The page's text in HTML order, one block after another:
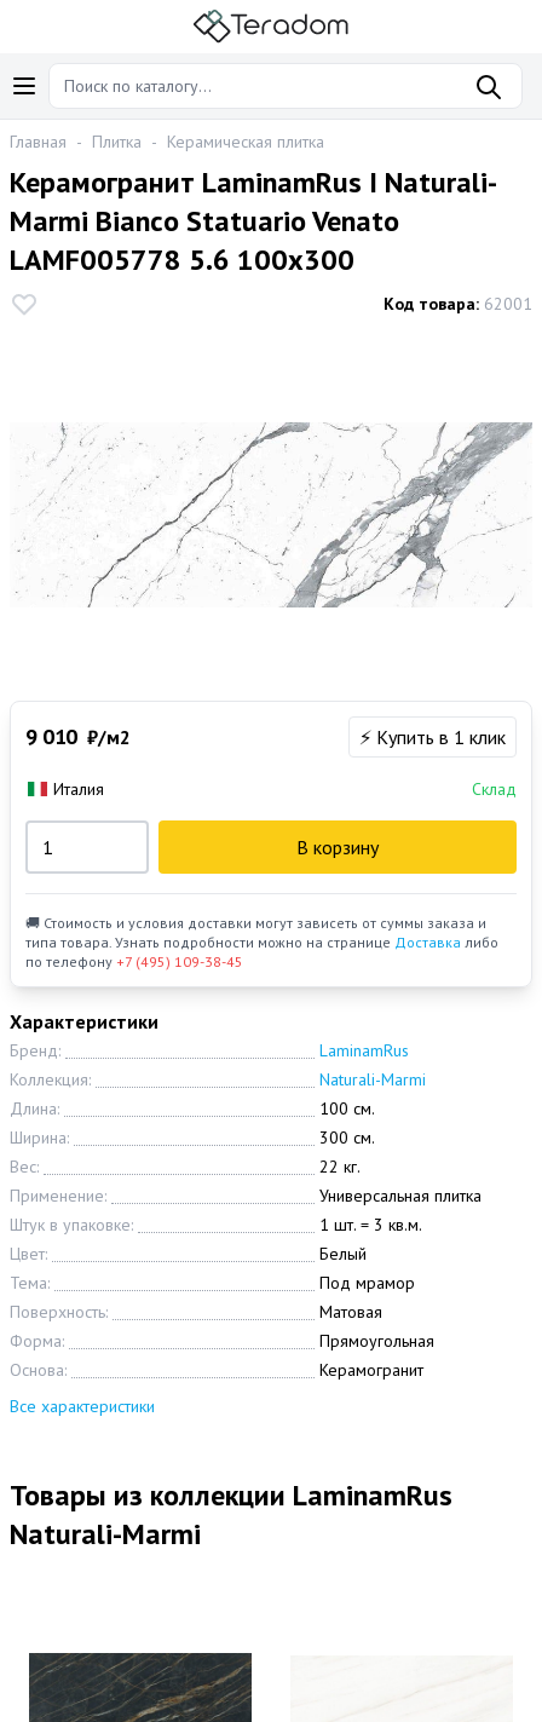
Главная - Плитка - Керамическая плитка
Керамогранит LaminamRus I Naturali-
Marmi Bianco Statuario Venato
LAMF005778 5.6 100x300
Код товара: 62001
Характеристики
Бренд:
LaminamRus
Коллекция:
Naturali-Marmi
Длина:
100 см.
Ширина:
300 см.
Вес:
22 кг.
Применение:
Универсальная плитка
Штук в упаковке:
1 шт. = 3 кв.м.
Цвет:
Белый
Тема:
Под мрамор
Поверхность:
Матовая
Форма:
Прямоугольная
Основа:
Керамогранит
Все характеристики
9 010 ₽/м2 ⚡ Купить в 1 клик
Италия Склад
В корзину
🚚 Стоимость и условия доставки могут зависеть от суммы заказа и
типа товара. Узнать подробности можно на странице Доставка либо
по телефону +7 (495) 109-38-45
Товары из коллекции LaminamRus
Naturali-Marmi